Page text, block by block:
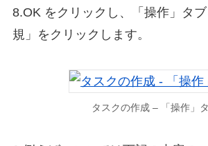
8.OK をクリックし、「操作」タ
規」をクリックします。
タスクの作成 – 「操作」